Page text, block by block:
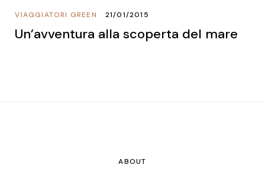
VIAGGIATORI GREEN 21/01/2015
Un’avventura alla scoperta del mare
ABOUT